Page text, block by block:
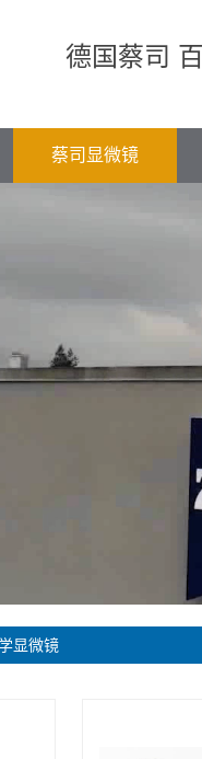
德国蔡司
蔡司显微镜
显微镜